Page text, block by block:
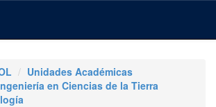
Unidades Académicas
en Ciencias de la Tierra